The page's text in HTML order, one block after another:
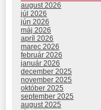
august 2026
júl 2026
jún 2026
máj 2026
apríl 2026
marec 2026
február 2026
január 2026
december 2025
november 2025
október 2025
september 2025
august 2025